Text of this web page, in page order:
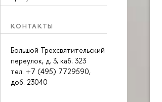
КОНТАКТЫ
Большой Трехсвятительский
переулок, д. 3, каб. 323
тел. +7 (495) 7729590,
доб. 23040